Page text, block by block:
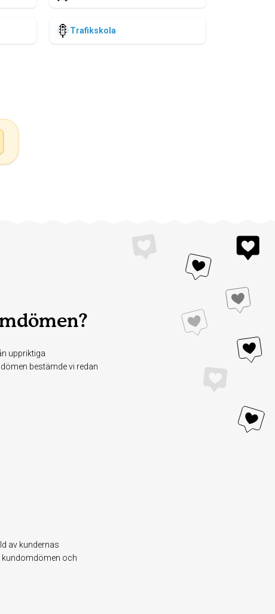
Trafikskola
uppriktiga
bestämde vi redan
av kundernas
kundomdömen och